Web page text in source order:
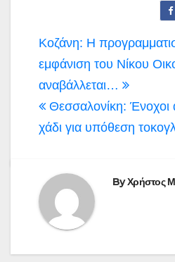
Πλοήγηση
άρθρων
Κοζάνη: Η
εμφάνιση του Νίκου
αναβάλλεται…
Θεσσαλονίκη: Ένοχοι
χάδι για υπόθεση
ByΧρήστος